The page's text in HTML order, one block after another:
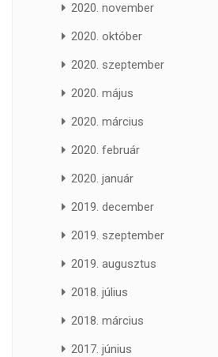
2020. november
2020. október
2020. szeptember
2020. május
2020. március
2020. február
2020. január
2019. december
2019. szeptember
2019. augusztus
2018. július
2018. március
2017. június